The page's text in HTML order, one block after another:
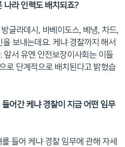
나라 인력도 배치되죠?
글라데시, 바베이도스, 베냉, 차드,
보내는데요. 케냐 경찰까지 해서
서 유엔 안전보장이사회는 이들
로 단계적으로 배치된다고 밝혔습
어간 케냐 경찰이 지금 어떤 임무
들어 케냐 경찰 임무에 관해 자세